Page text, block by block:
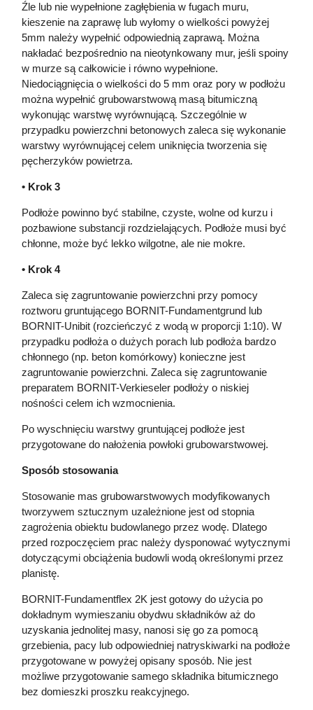
Źle lub nie wypełnione zagłębienia w fugach muru,
kieszenie na zaprawę lub wyłomy o wielkości powyżej
5mm należy wypełnić odpowiednią zaprawą. Można
nakładać bezpośrednio na nieotynkowany mur, jeśli spoiny
w murze są całkowicie i równo wypełnione.
Niedociągnięcia o wielkości do 5 mm oraz pory w podłożu
można wypełnić grubowarstwową masą bitumiczną
wykonując warstwę wyrównującą. Szczególnie w
przypadku powierzchni betonowych zaleca się wykonanie
warstwy wyrównującej celem uniknięcia tworzenia się
pęcherzyków powietrza.
• Krok 3
Podłoże powinno być stabilne, czyste, wolne od kurzu i
pozbawione substancji rozdzielających. Podłoże musi być
chłonne, może być lekko wilgotne, ale nie mokre.
• Krok 4
Zaleca się zagruntowanie powierzchni przy pomocy
roztworu gruntującego BORNIT-Fundamentgrund lub
BORNIT-Unibit (rozcieńczyć z wodą w proporcji 1:10). W
przypadku podłoża o dużych porach lub podłoża bardzo
chłonnego (np. beton komórkowy) konieczne jest
zagruntowanie powierzchni. Zaleca się zagruntowanie
preparatem BORNIT-Verkieseler podłoży o niskiej
nośności celem ich wzmocnienia.
Po wyschnięciu warstwy gruntującej podłoże jest
przygotowane do nałożenia powłoki grubowarstwowej.
Sposób stosowania
Stosowanie mas grubowarstwowych modyfikowanych
tworzywem sztucznym uzależnione jest od stopnia
zagrożenia obiektu budowlanego przez wodę. Dlatego
przed rozpoczęciem prac należy dysponować wytycznymi
dotyczącymi obciążenia budowli wodą określonymi przez
planistę.
BORNIT-Fundamentflex 2K jest gotowy do użycia po
dokładnym wymieszaniu obydwu składników aż do
uzyskania jednolitej masy, nanosi się go za pomocą
grzebienia, pacy lub odpowiedniej natryskiwarki na podłoże
przygotowane w powyżej opisany sposób. Nie jest
możliwe przygotowanie samego składnika bitumicznego
bez domieszki proszku reakcyjnego.